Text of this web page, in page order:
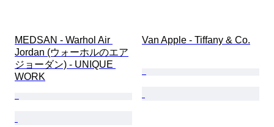
MEDSAN - Warhol Air
Jordan (ウォーホルのエア
ジョーダン) - UNIQUE
WORK
Van Apple - Tiffany & Co.